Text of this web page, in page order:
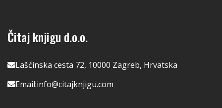
Čitaj knjigu d.o.o.
Lašćinska cesta 72, 10000 Zagreb, Hrvatska
Email:info@citajknjigu.com